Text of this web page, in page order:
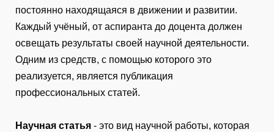
постоянно находящаяся в движении и развитии.
Каждый учёный, от аспиранта до доцента должен
освещать результаты своей научной деятельности.
Одним из средств, с помощью которого это
реализуется, является публикация
профессиональных статей.
Научная статья - это вид научной работы, которая